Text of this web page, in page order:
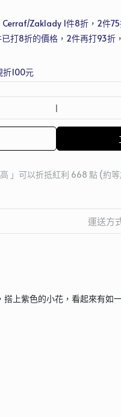
Cerraf/Zaklady 1件8折，2件
打8折的價格，2件再打93折
100元
組
」可以折抵紅利 668 點 (約
運送方
上紫色的小花，看起來有如